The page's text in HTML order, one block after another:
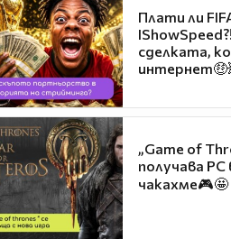
Плати ли
сделката,
„Game of
получава
чакахме🎮🤩